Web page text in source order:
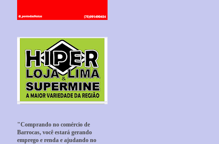
"Comprando no comércio de
Barrocas, você estará gerando
emprego e renda e ajudando no